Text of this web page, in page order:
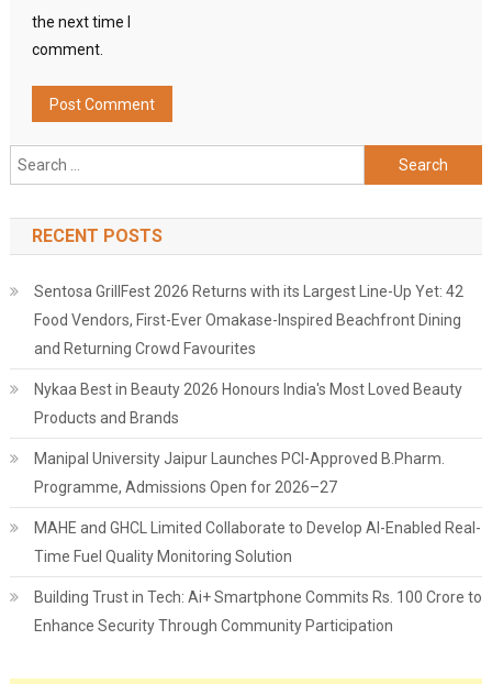
the next time I
comment.
Search
for:
RECENT POSTS
Sentosa GrillFest 2026 Returns with its Largest Line-Up Yet: 42
Food Vendors, First-Ever Omakase-Inspired Beachfront Dining
and Returning Crowd Favourites
Nykaa Best in Beauty 2026 Honours India's Most Loved Beauty
Products and Brands
Manipal University Jaipur Launches PCI-Approved B.Pharm.
Programme, Admissions Open for 2026–27
MAHE and GHCL Limited Collaborate to Develop AI-Enabled Real-
Time Fuel Quality Monitoring Solution
Building Trust in Tech: Ai+ Smartphone Commits Rs. 100 Crore to
Enhance Security Through Community Participation